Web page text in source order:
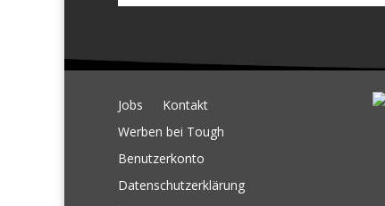
Jobs
Kontakt
Werben bei Tough
Benutzerkonto
Datenschutzerklärung